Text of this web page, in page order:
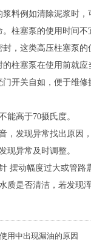
料例如清除泥浆时
柱塞泵的使用时间
，这类高压柱塞泵
柱塞泵在使用前就
开关自如，便于维修
能高于70摄氏度。
，发现异常找出原因，
现异常及时调整。
摆动幅度过大或管路
质是否清洁，若发现
用中出现漏油的原因